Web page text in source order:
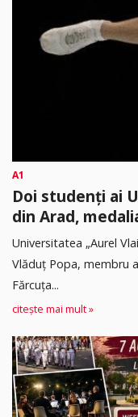
A1
Doi studenți ai
din Arad,
Universitatea „Aurel
Vlăduț Popa, membru
Fărcuța...
citește mai mult »